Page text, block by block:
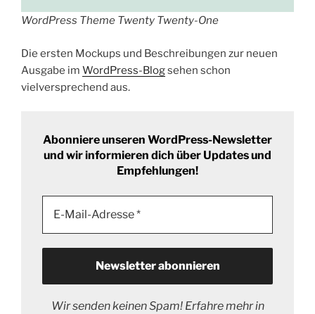
WordPress Theme Twenty Twenty-One
Die ersten Mockups und Beschreibungen zur neuen
Ausgabe im WordPress-Blogsehen schon
vielversprechend aus.
Abonniere unseren WordPress-Newsletter
und wir informieren dich über Updates und
Empfehlungen!
Wir senden keinen Spam! Erfahre mehr in